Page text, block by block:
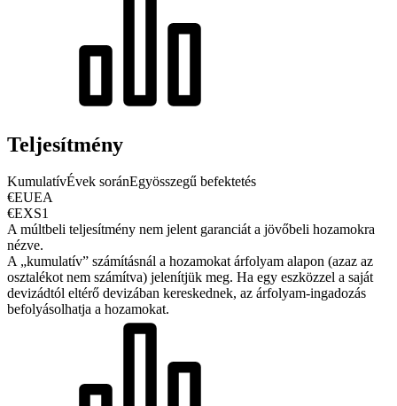
Teljesítmény
KumulatívÉvek soránEgyösszegű befektetés
€EUEA
€EXS1
A múltbeli teljesítmény nem jelent garanciát a jövőbeli hozamokra
nézve.
A „kumulatív” számításnál a hozamokat árfolyam alapon (azaz az
osztalékot nem számítva) jelenítjük meg. Ha egy eszközzel a saját
devizádtól eltérő devizában kereskednek, az árfolyam-ingadozás
befolyásolhatja a hozamokat.